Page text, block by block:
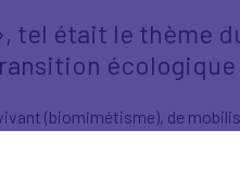
tel était le thème
écologique
vivant (biomimétisme), de
est aujourd’hui au cœur de